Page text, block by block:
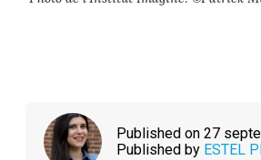
Published on 27
Published by ESTEL